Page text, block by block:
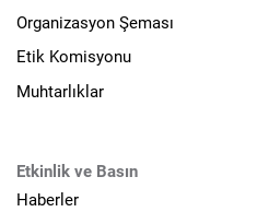
Organizasyon Şeması
Etik Komisyonu
Muhtarlıklar
Etkinlik ve Basın
Haberler